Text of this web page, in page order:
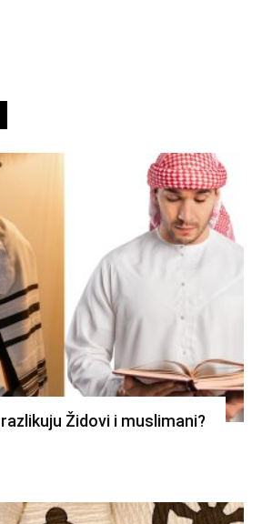
Židovi i muslimani?